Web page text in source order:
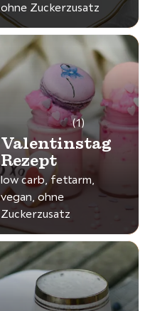
ohne Zuckerzusatz
(1)
Valentinstag
Rezept
low carb, fettarm,
vegan, ohne
Zuckerzusatz